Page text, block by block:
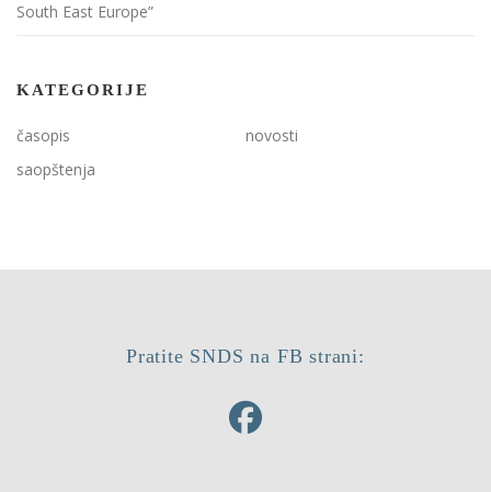
South East Europe”
KATEGORIJE
časopis
novosti
saopštenja
Pratite SNDS na FB strani: